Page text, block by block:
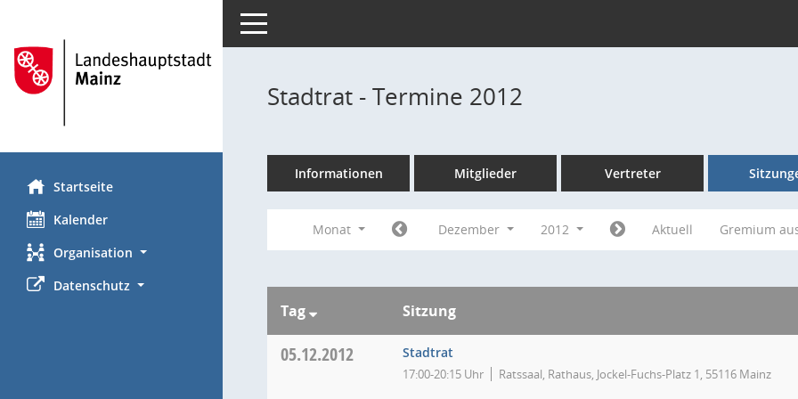
Startseite
Kalender
Organisation
Datenschutz
Toggle navigation
Stadtrat - Termine 2012
Informationen Mitglieder Vertreter
Monat Dezember 2012 Aktuell Gremium
Tag Sitzung
05.12.2012 Stadtrat
17:00-20:15 Uhr Ratssaal, Rathaus, Jockel-Fuchs-Platz 1, 55116 Mainz